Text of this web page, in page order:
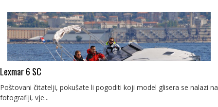
Lexmar 6 SC
Poštovani čitatelji, pokušate li pogoditi koji model glisera se nalazi na
fotografiji, vje...